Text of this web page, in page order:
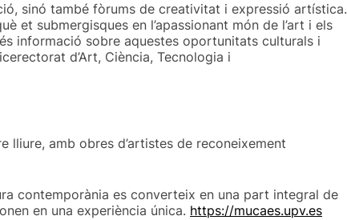
sinó també fòrums de creativitat i expressió artística.
et submergisques en l’apassionant món de l’art i els
informació sobre aquestes oportunitats culturals i
d’Art, Ciència, Tecnologia i
lliure, amb obres d’artistes de reconeixement
contemporània es converteix en una part integral de
en una experiència única. https://mucaes.upv.es